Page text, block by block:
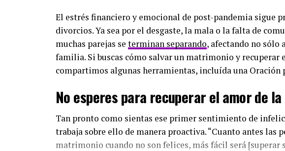
El estrés financiero y emocional de post-pandemia sigue
divorcios. Ya sea por el desgaste, la mala o la falta de
muchas parejas se terminan separando, afectando no sólo
familia. Si buscas cómo salvar un matrimonio y recuperar
compartimos algunas herramientas, incluída una
No esperes para recuperar el amor de
Tan pronto como sientas ese primer sentimiento de
trabaja sobre ello de manera proactiva. “Cuanto antes las
matrimonio cuando no son felices, más fácil será [superar